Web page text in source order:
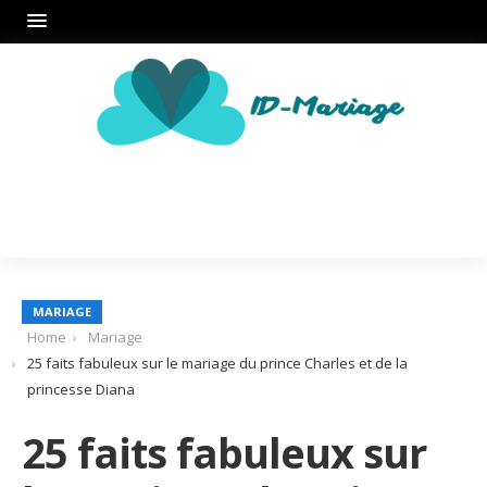
MARIAGE
Home
Mariage
25 faits fabuleux sur le mariage du prince Charles et de la
princesse Diana
25 faits fabuleux sur